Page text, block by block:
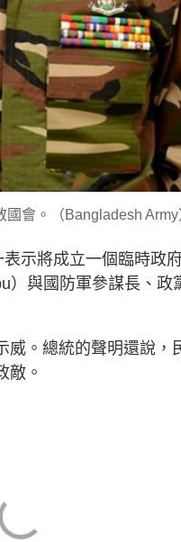
會。（Bangladesh Army
示將成立一個臨時政
與國防軍參謀長、政
。總統的聲明還說，
敵。